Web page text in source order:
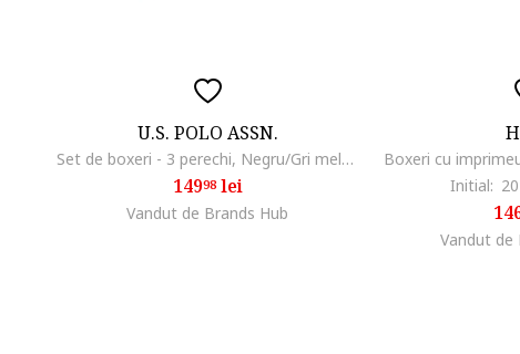
U.S. POLO ASSN.
Set de boxeri - 3 perechi, Negru/Gri melange
14998lei
Vandut de Brands Hub
Boxeri cu
Initial:
Vandut de